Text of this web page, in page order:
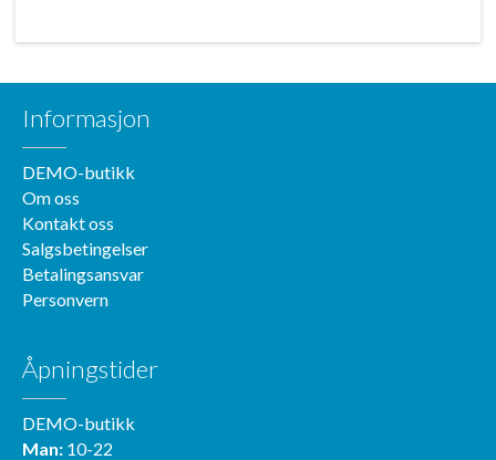
Informasjon
DEMO-butikk
Om oss
Kontakt oss
Salgsbetingelser
Betalingsansvar
Personvern
Åpningstider
DEMO-butikk
Man: 10-22